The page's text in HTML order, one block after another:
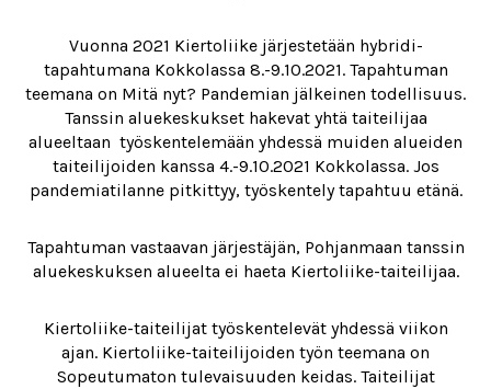
Vuonna 2021 Kiertoliike järjestetään hybridi-
tapahtumana Kokkolassa 8.-9.10.2021. Tapahtuman
teemana on Mitä nyt? Pandemian jälkeinen todellisuus.
Tanssin aluekeskukset hakevat yhtä taiteilijaa
alueeltaan työskentelemään yhdessä muiden alueiden
taiteilijoiden kanssa 4.-9.10.2021 Kokkolassa. Jos
pandemiatilanne pitkittyy, työskentely tapahtuu etänä.
Tapahtuman vastaavan järjestäjän, Pohjanmaan tanssin
aluekeskuksen alueelta ei haeta Kiertoliike-taiteilijaa.
Kiertoliike-taiteilijat työskentelevät yhdessä viikon
ajan. Kiertoliike-taiteilijoiden työn teemana on
Sopeutumaton tulevaisuuden keidas. Taiteilijat